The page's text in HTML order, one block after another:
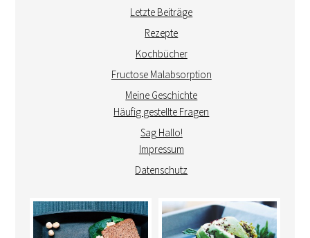
Letzte Beiträge
Rezepte
Kochbücher
Fructose Malabsorption
Meine Geschichte
Häufig gestellte Fragen
Sag Hallo!
Impressum
Datenschutz